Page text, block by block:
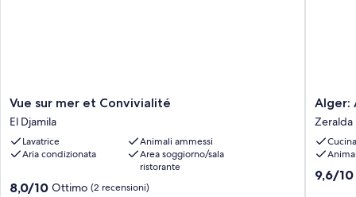
Vue
sur
mer
et
Convivialité
Djamila
Vue sur mer et Convivialité
El Djamila
Lavatrice
Animali ammessi
Aria condizionata
Area soggiorno/sala
ristorante
8.0
8,0/10 Ottimo (2 recensioni)
Alger:
-
Alger
Zeralda
Alger:
Zeralda
Cucina
9.6
9,6/10